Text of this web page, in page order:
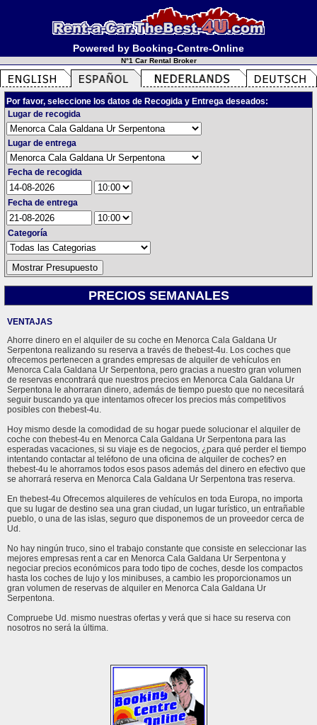
Powered by Booking-Centre-Online
N°1 Car Rental Broker
Por favor, seleccione los datos de Recogida y Entrega deseados:
Lugar de recogida
Lugar de entrega
Fecha de recogida
Fecha de entrega
Categoría
PRECIOS SEMANALES
VENTAJAS
Ahorre dinero en el alquiler de su coche en Menorca Cala Galdana Ur
Serpentona realizando su reserva a través de thebest-4u. Los coches que
ofrecemos pertenecen a grandes empresas de alquiler de vehículos en
Menorca Cala Galdana Ur Serpentona, pero gracias a nuestro gran volumen
de reservas encontrará que nuestros precios en Menorca Cala Galdana Ur
Serpentona le ahorraran dinero, además de tiempo puesto que no necesitará
seguir buscando ya que intentamos ofrecer los precios más competitivos
posibles con thebest-4u.
Hoy mismo desde la comodidad de su hogar puede solucionar el alquiler de
coche con thebest-4u en Menorca Cala Galdana Ur Serpentona para las
esperadas vacaciones, si su viaje es de negocios, ¿para qué perder el tiempo
intentando contactar al teléfono de una oficina de alquiler de coches? en
thebest-4u le ahorramos todos esos pasos además del dinero en efectivo que
se ahorrará reserva en Menorca Cala Galdana Ur Serpentona tras reserva.
En thebest-4u Ofrecemos alquileres de vehículos en toda Europa, no importa
que su lugar de destino sea una gran ciudad, un lugar turístico, un entrañable
pueblo, o una de las islas, seguro que disponemos de un proveedor cerca de
Ud.
No hay ningún truco, sino el trabajo constante que consiste en seleccionar las
mejores empresas rent a car en Menorca Cala Galdana Ur Serpentona y
negociar precios económicos para todo tipo de coches, desde los compactos
hasta los coches de lujo y los minibuses, a cambio les proporcionamos un
gran volumen de reservas de alquiler en Menorca Cala Galdana Ur
Serpentona.
Compruebe Ud. mismo nuestras ofertas y verá que si hace su reserva con
nosotros no será la última.